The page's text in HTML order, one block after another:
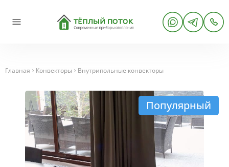
Главная Конвекторы Внутрипольные конвекторы
Популярный